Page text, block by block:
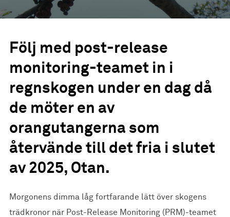
Följ med post-release
monitoring-teamet in i
regnskogen under en dag då
de möter en av
orangutangerna som
återvände till det fria i slutet
av 2025, Otan.
Morgonens dimma låg fortfarande lätt över skogens
trädkronor när Post-Release Monitoring (PRM)-teamet